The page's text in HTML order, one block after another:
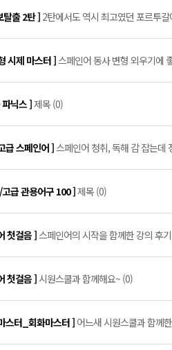
탈출 2탄 ] 2탄에서도 역시 최고였던 포르투
시제 마스터 ]스페인어 동사 변형 외우기에
닉스 ]제목 (0)
급 스페인어 ]스페인어 청취, 독해 감 잡는데
급 관용어구 100 ]제목 (0)
첫걸음 ]스페인어의 시작을 함께한 강의 후
첫걸음 ]시원스쿨과 함께해요~ (0)
스터_회화마스터 ] 어느새 시원스쿨과 함께